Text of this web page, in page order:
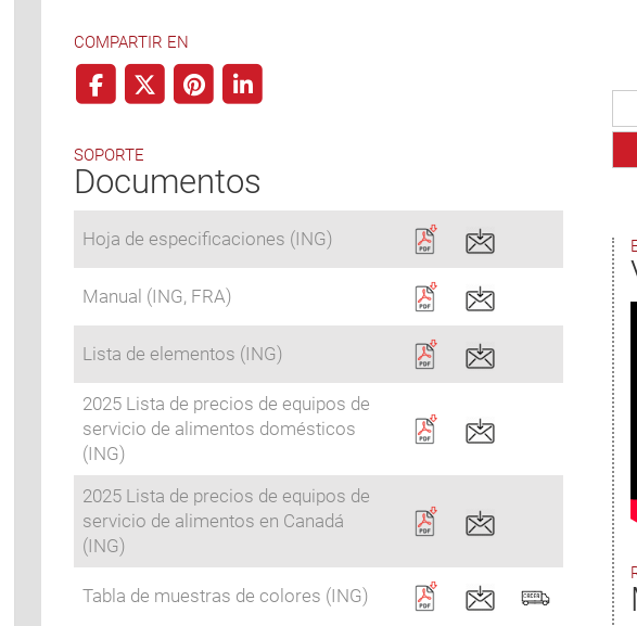
COMPARTIR EN
SOPORTE
Documentos
Hoja de especificaciones (ING)
Manual (ING, FRA)
Lista de elementos (ING)
2025 Lista de precios de equipos de
servicio de alimentos domésticos
(ING)
2025 Lista de precios de equipos de
servicio de alimentos en Canadá
(ING)
Tabla de muestras de colores (ING)